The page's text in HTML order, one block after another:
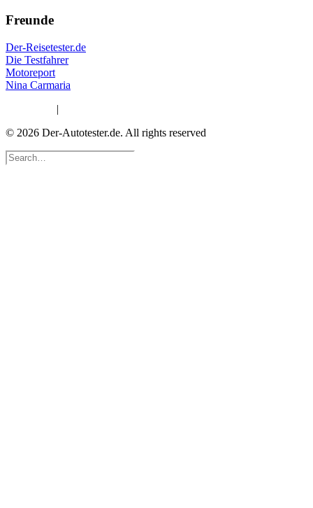
Freunde
Der-Reisetester.de
Die Testfahrer
Motoreport
Nina Carmaria
|
© 2026 Der-Autotester.de. All rights reserved